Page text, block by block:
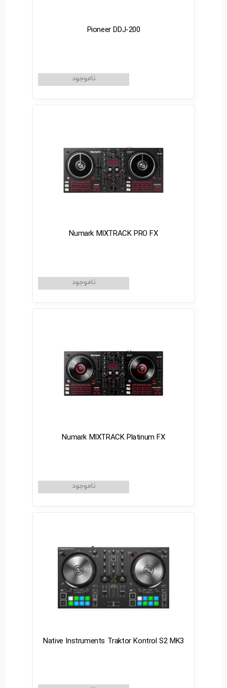
Pioneer DDJ-200
Numark MIXTRACK PRO FX
Numark MIXTRACK Platinum FX
Native Instruments Traktor Kontrol S2 MK3